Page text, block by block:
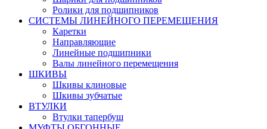
Ролики для подшипников
СИСТЕМЫ ЛИНЕЙНОГО ПЕРЕМЕЩЕНИЯ
Каретки
Направляющие
Линейные подшипники
Валы линейного перемещения
ШКИВЫ
Шкивы клиновые
Шкивы зубчатые
ВТУЛКИ
Втулки тапербуш